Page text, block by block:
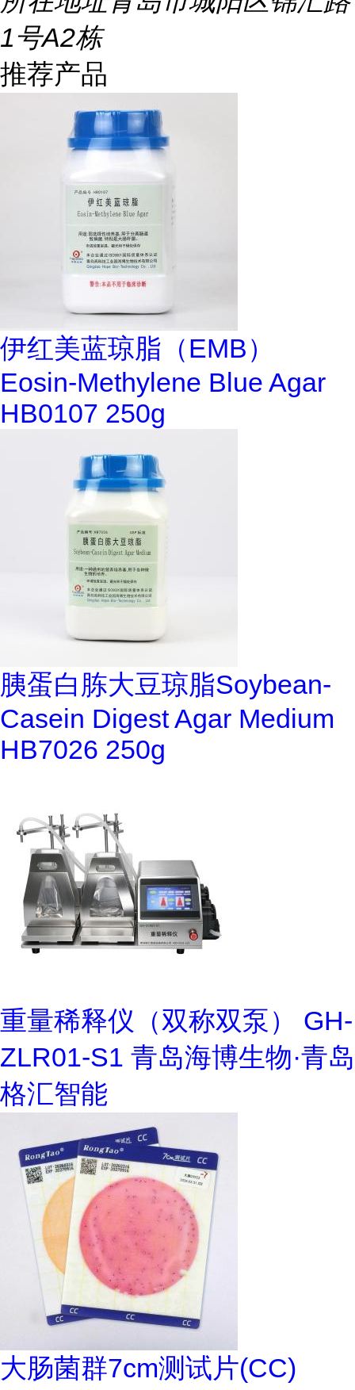
1号A2栋
推荐产品
伊红美蓝琼脂（EMB）
Eosin-Methylene Blue Agar
HB0107 250g
胰蛋白胨大豆琼脂Soybean-
Casein Digest Agar Medium
HB7026 250g
重量稀释仪（双称双泵） GH-
ZLR01-S1 青岛海博生物·青岛
格汇智能
大肠菌群7cm测试片(CC)